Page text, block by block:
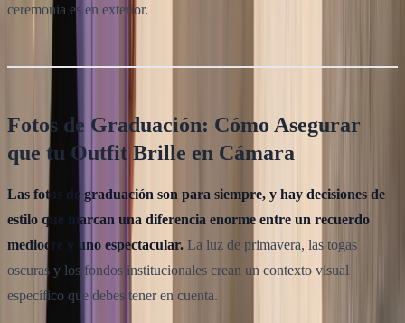
ceremonia es en exterior.
Fotos de Graduación: Cómo Asegurar
que tu Outfit Brille en Cámara
Las fotos de graduación son para siempre, y hay decisiones de
estilo que marcan una diferencia enorme entre un recuerdo
mediocre y uno espectacular. La luz de primavera, las togas
oscuras y los fondos institucionales crean un contexto visual
específico que debes tener en cuenta.